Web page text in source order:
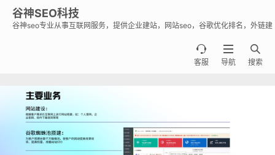
谷神SEO科技
谷神seo专业从事互联网服务，提供企业建站，网站seo，谷歌优化排名，外链建

搜索

导航

客服